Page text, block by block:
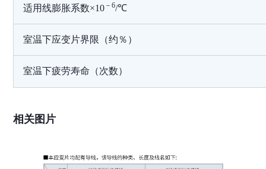
适用线膨胀系数×10 －6/℃
室温下应变片界限（约％）
室温下疲劳寿命（次数）
相关图片